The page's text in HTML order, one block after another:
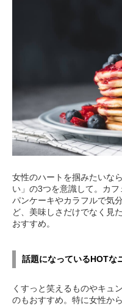
女性のハートを掴みたいな
い」の3つを意識して。カ
パンケーキやカラフルで気
ど、美味しさだけでなく見
おすすめ。
話題になっているHOTな
くすっと笑えるものやキュ
のもおすすめ。特に女性か